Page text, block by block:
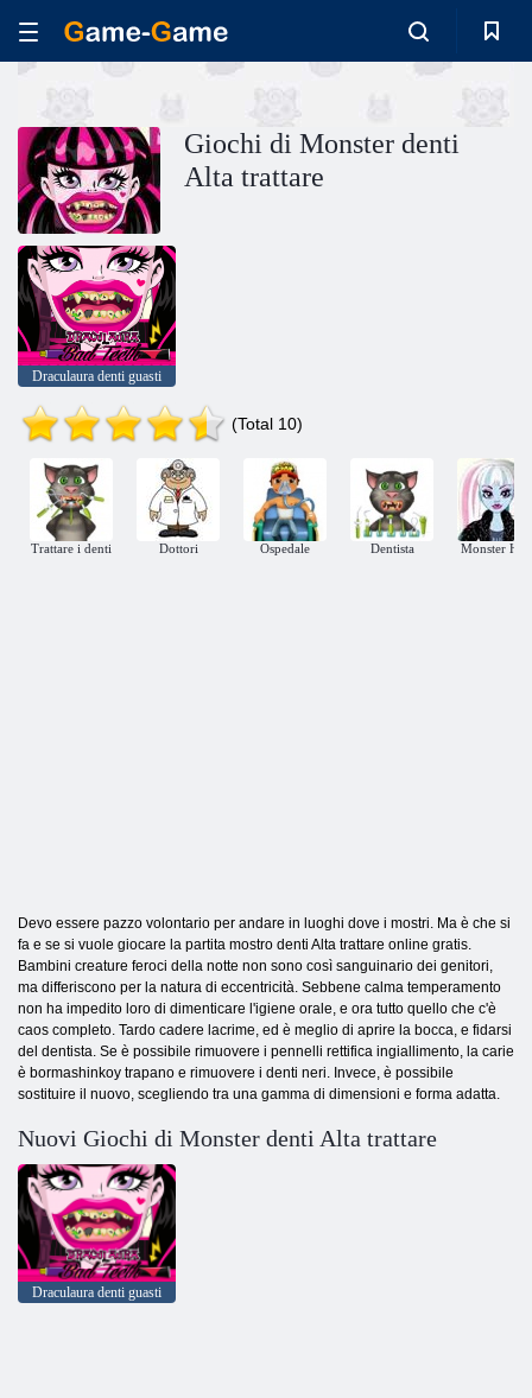
Giochi di Monster denti
Alta trattare
Draculaura denti guasti
(Total 10)
Trattare i denti Dottori Ospedale Dentista Monster
Devo essere pazzo volontario per andare in luoghi dove i mostri. Ma è che si
fa e se si vuole giocare la partita mostro denti Alta trattare online gratis.
Bambini creature feroci della notte non sono così sanguinario dei genitori,
ma differiscono per la natura di eccentricità. Sebbene calma temperamento
non ha impedito loro di dimenticare l'igiene orale, e ora tutto quello che c'è
caos completo. Tardo cadere lacrime, ed è meglio di aprire la bocca, e fidarsi
del dentista. Se è possibile rimuovere i pennelli rettifica ingiallimento, la carie
è bormashinkoy trapano e rimuovere i denti neri. Invece, è possibile
sostituire il nuovo, scegliendo tra una gamma di dimensioni e forma adatta.
Nuovi Giochi di Monster denti Alta trattare
Draculaura denti guasti